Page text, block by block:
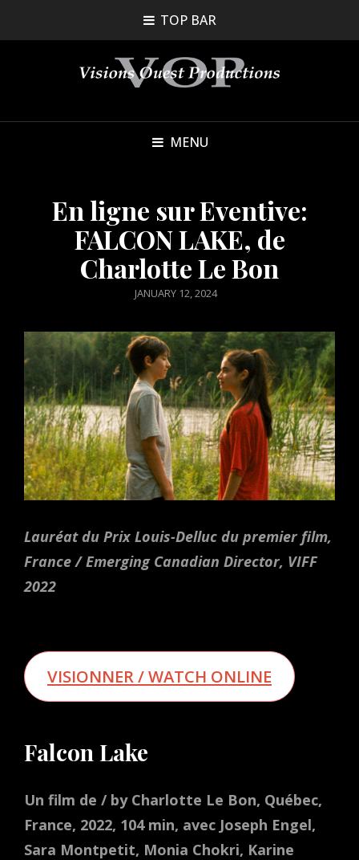
TOP BAR
MENU
En ligne sur Eventive:
FALCON LAKE, de
Charlotte Le Bon
POSTED
JANUARY 12, 2024
Lauréat du Prix Louis-Delluc du premier film,
France / Emerging Canadian Director, VIFF
2022
VISIONNER / WATCH ONLINE
Falcon Lake
Un film de / by Charlotte Le Bon, Québec,
France, 2022, 104 min, avec Joseph Engel,
Sara Montpetit, Monia Chokri, Karine